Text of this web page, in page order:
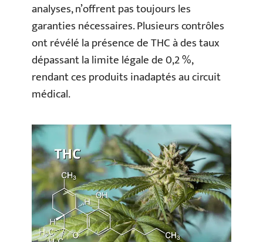
analyses, n’offrent pas toujours les
garanties nécessaires. Plusieurs contrôles
ont révélé la présence de THC à des taux
dépassant la limite légale de 0,2 %,
rendant ces produits inadaptés au circuit
médical.